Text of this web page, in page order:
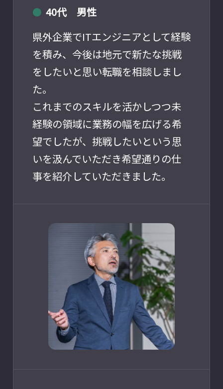
● 40代 男性
県外企業でITエンジニアとして経験
を積み、今後は地元で新たな挑戦
をしたいと思い転職を相談しまし
た。
これまでのスキルを活かしつつ未
経験の領域に業務の幅を広げる希
望でしたが、挑戦したいという思
いを汲んでいただき希望通りの仕
事を紹介していただきました。